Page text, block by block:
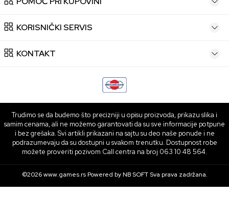
KORISNIČKI SERVIS
KONTAKT
Trudimo se da budemo što precizniji u opisu proizvoda, prikazu slika i
samim cenama, ali ne možemo garantovati da su sve informacije potpune
i bez grešaka. Svi artikli prikazani na sajtu su deo naše ponude i ne
podrazumevaju da su dostupni u svakom trenutku. Dostupnost robe
možete proveriti pozivom Call centra na broj 063 10 48 564.